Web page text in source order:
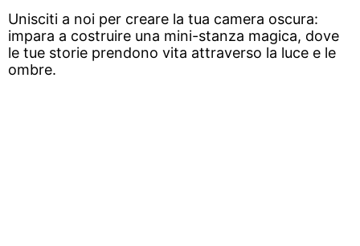
Unisciti a noi per creare la tua camera oscura:
impara a costruire una mini-stanza magica, dove
le tue storie prendono vita attraverso la luce e le
ombre.